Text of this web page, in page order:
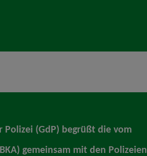
Polizei (GdP) begrüßt die vom
gemeinsam mit den Polizeien